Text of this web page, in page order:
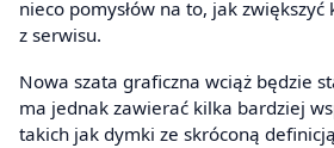
nieco pomysłów na to, jak
z serwisu.
Nowa szata graficzna wciąż będzie
ma jednak zawierać kilka bardziej
takich jak dymki ze skróconą